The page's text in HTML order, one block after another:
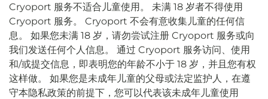
Cryoport 服务不适合儿童使用。 未满 18 岁者不得使用
Cryoport 服务。 Cryoport 不会有意收集儿童的任何信
息。 如果您未满 18 岁，请勿尝试注册 Cryoport 服务或向
我们发送任何个人信息。 通过 Cryoport 服务访问、使用
和/或提交信息，即表明您的年龄不小于 18 岁，并且您有权
这样做。 如果您是未成年儿童的父母或法定监护人，在遵
守本隐私政策的前提下，您可以代表该未成年儿童使用